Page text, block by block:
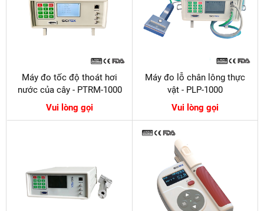
Máy đo tốc độ thoát hơi
nước của cây - PTRM-1000
Vui lòng gọi
Máy đo lỗ chân lông thực
vật - PLP-1000
Vui lòng gọi